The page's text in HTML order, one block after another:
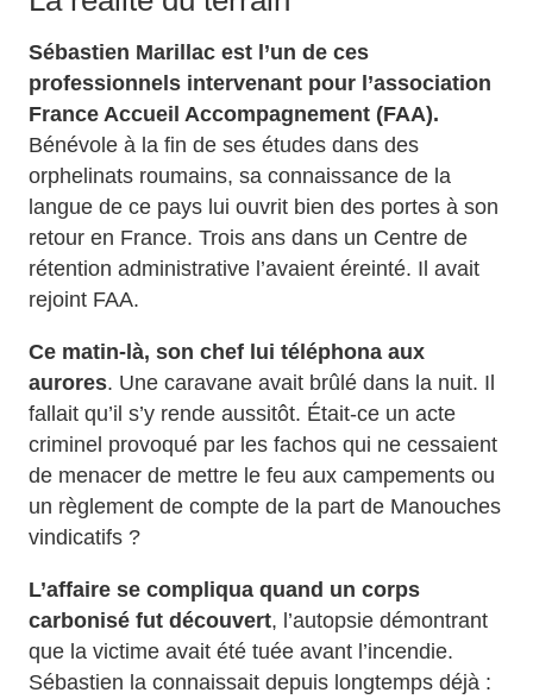
Sébastien Marillac est l’un de ces
professionnels intervenant pour l’association
France Accueil Accompagnement (FAA).
Bénévole à la fin de ses études dans des
orphelinats roumains, sa connaissance de la
langue de ce pays lui ouvrit bien des portes à son
retour en France. Trois ans dans un Centre de
rétention administrative l’avaient éreinté. Il avait
rejoint FAA.
Ce matin-là, son chef lui téléphona aux
aurores. Une caravane avait brûlé dans la nuit. Il
fallait qu’il s’y rende aussitôt. Était-ce un acte
criminel provoqué par les fachos qui ne cessaient
de menacer de mettre le feu aux campements ou
un règlement de compte de la part de Manouches
vindicatifs ?
L’affaire se compliqua quand un corps
carbonisé fut découvert, l’autopsie démontrant
que la victime avait été tuée avant l’incendie.
Sébastien la connaissait depuis longtemps déjà :